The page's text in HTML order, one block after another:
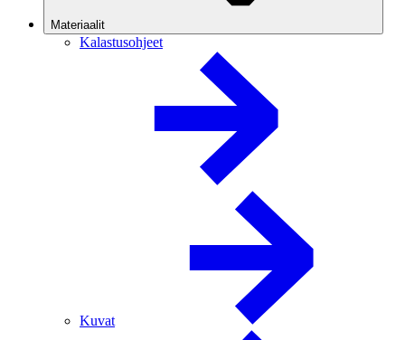
Materiaalit
Kalastusohjeet
Kuvat